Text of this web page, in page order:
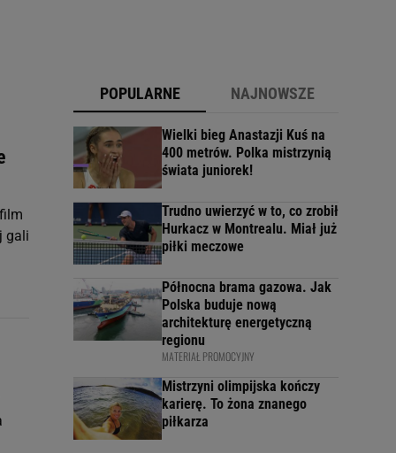
gali
POPULARNE NAJNOWSZE
Wielki bieg Anastazji Kuś na
400 metrów. Polka mistrzynią
świata juniorek!
Trudno uwierzyć w to, co zrobił
Hurkacz w Montrealu. Miał już
piłki meczowe
Północna brama gazowa. Jak
Polska buduje nową
architekturę energetyczną
regionu
MATERIAŁ PROMOCYJNY
Mistrzyni olimpijska kończy
karierę. To żona znanego
piłkarza